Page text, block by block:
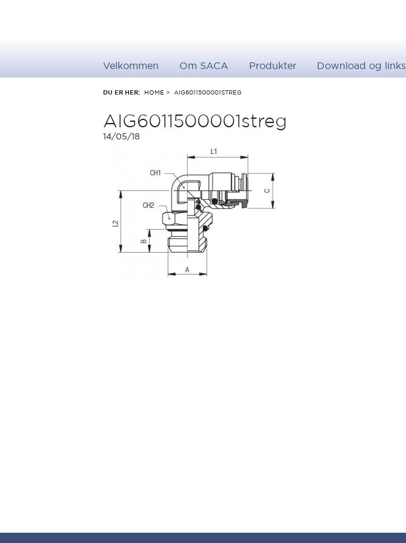
Velkommen Om SACA Produkter Download og links
DU ER HER: HOME > AIG6011500001STREG
AIG6011500001streg
14/05/18